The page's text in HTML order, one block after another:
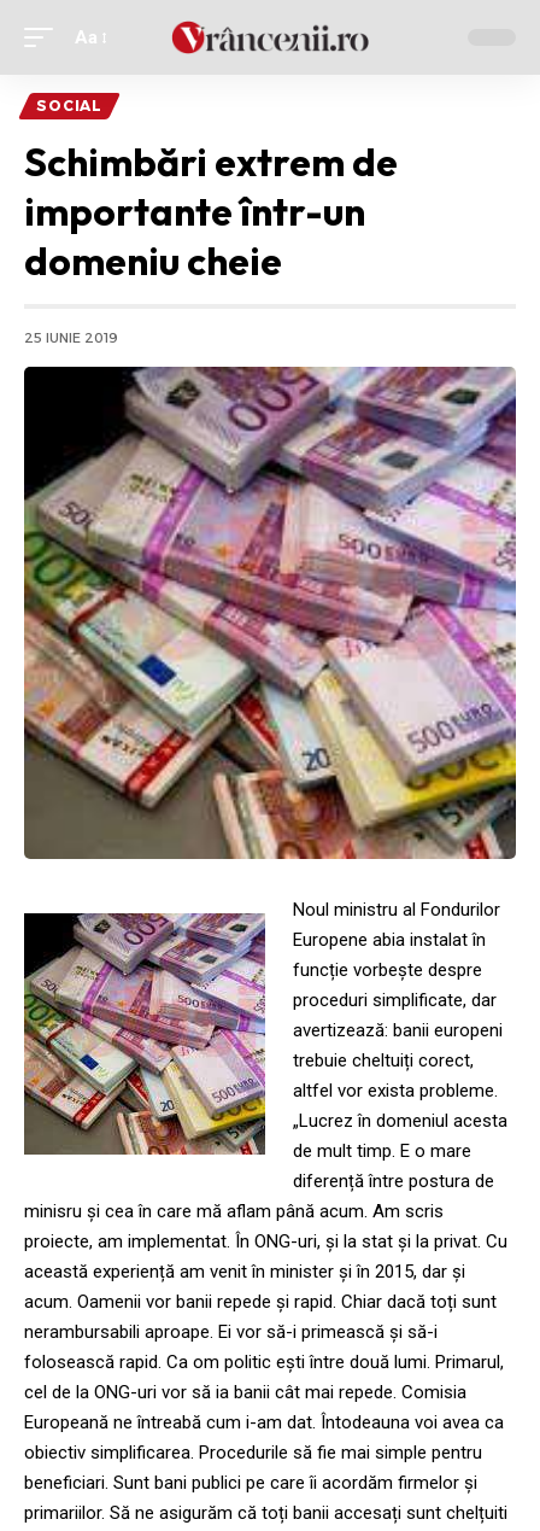
Ajustor
font
Aa
SOCIAL
Schimbări extrem de
importante într-un
domeniu cheie
25 IUNIE 2019
Noul ministru al Fondurilor
Europene abia instalat în
funcție vorbește despre
proceduri simplificate, dar
avertizează: banii europeni
trebuie cheltuiți corect,
altfel vor exista probleme.
„Lucrez în domeniul acesta
de mult timp. E o mare
diferență între postura de
minisru și cea în care mă aflam până acum. Am scris
proiecte, am implementat. În ONG-uri, și la stat și la privat. Cu
această experiență am venit în minister și în 2015, dar și
acum. Oamenii vor banii repede și rapid. Chiar dacă toți sunt
nerambursabili aproape. Ei vor să-i primească și să-i
folosească rapid. Ca om politic ești între două lumi. Primarul,
cel de la ONG-uri vor să ia banii cât mai repede. Comisia
Europeană ne întreabă cum i-am dat. Întodeauna voi avea ca
obiectiv simplificarea. Procedurile să fie mai simple pentru
beneficiari. Sunt bani publici pe care îi acordăm firmelor și
primariilor. Să ne asigurăm că toți banii accesați sunt chelțuiti